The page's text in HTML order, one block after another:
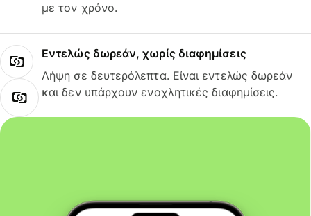
με τον χρόνο.
Εντελώς δωρεάν, χωρίς διαφημίσεις
Λήψη σε δευτερόλεπτα. Είναι εντελώς δωρεάν
και δεν υπάρχουν ενοχλητικές διαφημίσεις.